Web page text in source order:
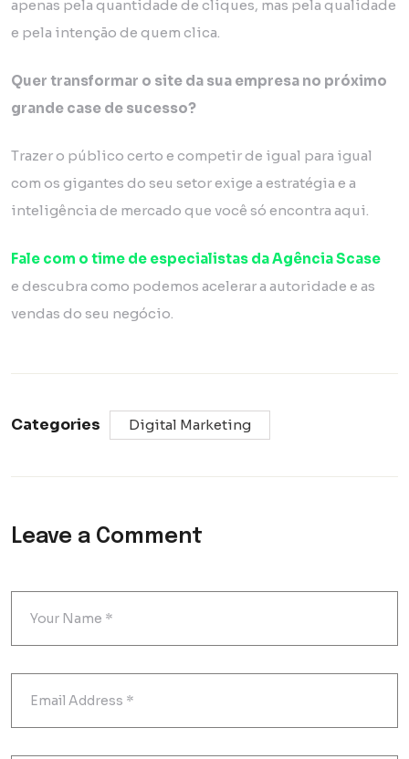
apenas pela quantidade de cliques, mas pela qualidade
e pela intenção de quem clica.
Quer transformar o site da sua empresa no próximo
grande case de sucesso?
Trazer o público certo e competir de igual para igual
com os gigantes do seu setor exige a estratégia e a
inteligência de mercado que você só encontra aqui.
Fale com o time de especialistas da Agência Scase
e descubra como podemos acelerar a autoridade e as
vendas do seu negócio.
Categories Digital Marketing
Leave a Comment